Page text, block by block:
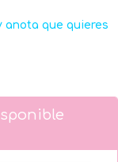
anota que quieres